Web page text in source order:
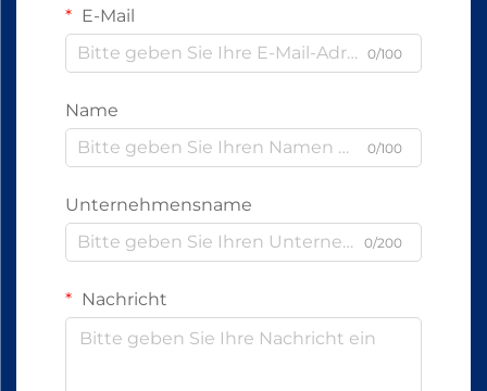
E-Mail
0/100
Name
0/100
Unternehmensname
0/200
Nachricht